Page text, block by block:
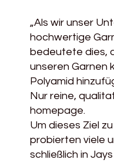
„Als wir unser
hochwertige
bedeutete dies,
unseren Garnen
Polyamid
Nur reine,
homepage.
Um dieses Ziel
probierten viele
schließlich in